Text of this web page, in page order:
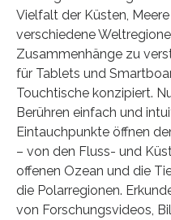
Vielfalt der Küsten,
verschiedene
Zusammenhänge zu
für Tablets und
Touchtische konzipiert.
Berühren einfach und
Eintauchpunkte öffnen
– von den Fluss- und
offenen Ozean und die
die Polarregionen.
von Forschungsvideos,